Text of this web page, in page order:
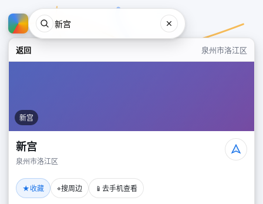
返回 泉州市洛江区
新宫
新宫
泉州市洛江区
★收藏 ⌖搜周边 📱 去手机查看